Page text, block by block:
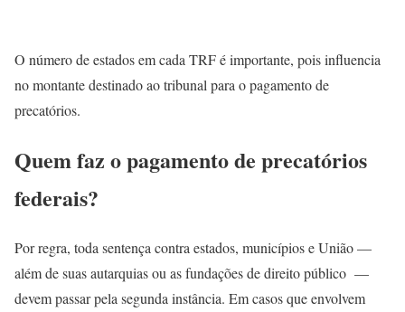
O número de estados em cada TRF é importante, pois influencia
no montante destinado ao tribunal para o pagamento de
precatórios.
Quem faz o pagamento de precatórios
federais?
Por regra, toda sentença contra estados, municípios e União —
além de suas autarquias ou as fundações de direito público —
devem passar pela segunda instância. Em casos que envolvem